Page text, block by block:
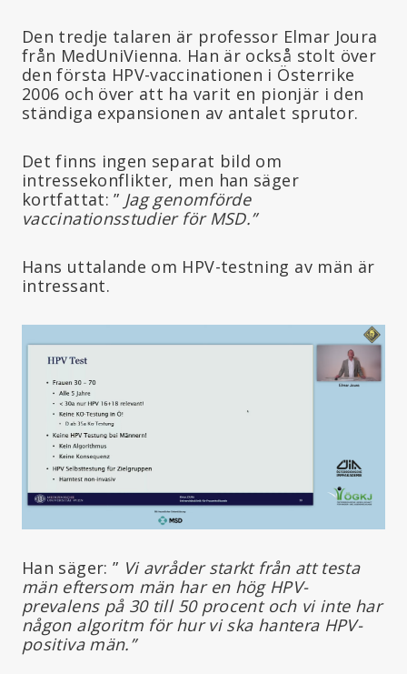
Den tredje talaren är professor Elmar Joura
från MedUniVienna. Han är också stolt över
den första HPV-vaccinationen i Österrike
2006 och över att ha varit en pionjär i den
ständiga expansionen av antalet sprutor.
Det finns ingen separat bild om
intressekonflikter, men han säger
kortfattat: ” Jag genomförde
vaccinationsstudier för MSD.”
Hans uttalande om HPV-testning av män är
intressant.
Han säger: ” Vi avråder starkt från att testa
män eftersom män har en hög HPV-
prevalens på 30 till 50 procent och vi inte har
någon algoritm för hur vi ska hantera HPV-
positiva män.”